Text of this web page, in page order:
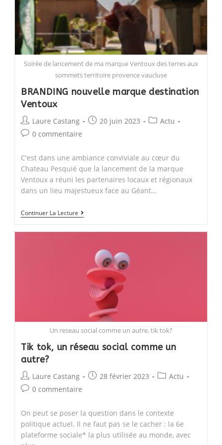
pêche
!
Soirée de lancement de ma marque Ventoux des terres aux
sommets territoire provence vaucluse
BRANDING nouvelle marque destination
Ventoux
Post
author:
Laure Castang
Post20 juin 2023
PostActu
Post0 commentaire
C'est dans une ambiance conviviale au cœur du
Chateau Pesquié que la lancement de la marque
Ventoux a réuni les partenaires locaux et régionaux
dans un lieu majestueux face au Géant…
Continuer La Lecture
BRANDING
destination
Ventoux
Un reseau social comme un autre, tik tok?
Tik tok, un réseau social comme un
autre?
Post
author:
Laure Castang
Post28 février 2023
PostActu
Post0 commentaire
On peut se poser la question dans le contexte
politique actuel. Il ne faut pas se le cacher : la 6e
plateforme sociale* la plus utilisée au monde, avec